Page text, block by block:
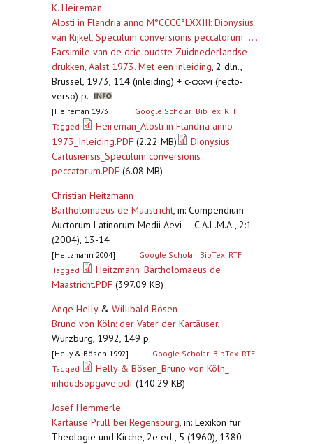
K. Heireman
Alosti in Flandria anno M°CCCC°LXXIII: Dionysius
van Rijkel, Speculum conversionis peccatorum ... .
Facsimile van de drie oudste Zuidnederlandse
drukken, Aalst 1973. Met een inleiding, 2 dln.,
Brussel, 1973, 114 (inleiding) + c-cxxvi (recto-
verso) p.
[Heireman 1973] Google Scholar BibTex RTF
Tagged
Heireman_Alosti in Flandria anno
1973_Inleiding.PDF (2.22 MB)
Dionysius
Cartusiensis_Speculum conversionis
peccatorum.PDF (6.08 MB)
Christian Heitzmann
Bartholomaeus de Maastricht, in: Compendium
Auctorum Latinorum Medii Aevi — C.A.L.M.A., 2:1
(2004), 13-14
[Heitzmann 2004] Google Scholar BibTex RTF
Tagged
Heitzmann_Bartholomaeus de
Maastricht.PDF (397.09 KB)
Ange Helly& Willibald Bösen
Bruno von Köln: der Vater der Kartäuser,
Würzburg, 1992, 149 p.
[Helly & Bösen 1992] Google Scholar BibTex RTF
Tagged
Helly & Bösen_Bruno von Köln_
inhoudsopgave.pdf(140.29 KB)
Josef Hemmerle
Kartause Prüll bei Regensburg, in: Lexikon für
Theologie und Kirche, 2e ed., 5 (1960), 1380-